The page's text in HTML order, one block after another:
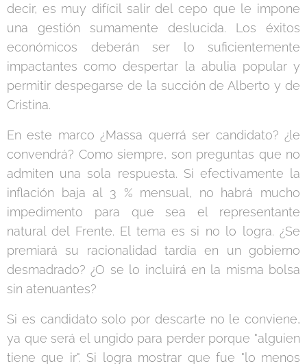
decir, es muy difícil salir del cepo que le impone
una gestión sumamente deslucida. Los éxitos
económicos deberán ser lo suficientemente
impactantes como despertar la abulia popular y
permitir despegarse de la succión de Alberto y de
Cristina.
En este marco ¿Massa querrá ser candidato? ¿le
convendrá? Como siempre, son preguntas que no
admiten una sola respuesta. Si efectivamente la
inflación baja al 3 % mensual, no habrá mucho
impedimento para que sea el representante
natural del Frente. El tema es si no lo logra. ¿Se
premiará su racionalidad tardía en un gobierno
desmadrado? ¿O se lo incluirá en la misma bolsa
sin atenuantes?
Si es candidato solo por descarte no le conviene,
ya que será el ungido para perder porque "alguien
tiene que ir". Si logra mostrar que fue "lo menos